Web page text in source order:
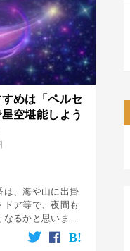
めは「ペルセ
空堪能しよう
は、海や山に出掛
ドア等で、夜間も
るかと思いま
すすめなのが星空
ルセウス座流星